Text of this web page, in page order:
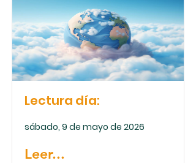
Lectura día:
sábado, 9 de mayo de 2026
Leer...